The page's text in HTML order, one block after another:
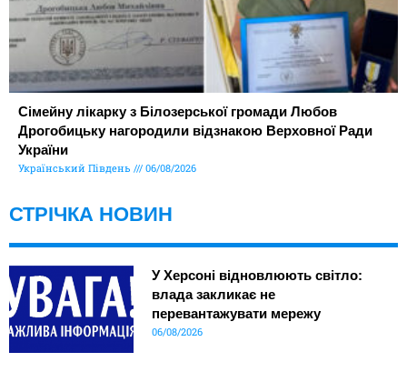
Сімейну лікарку з Білозерської громади Любов
Дрогобицьку нагородили відзнакою Верховної Ради
України
Український Південь 06/08/2026
СТРІЧКА НОВИН
У Херсоні відновлюють світло:
влада закликає не
перевантажувати мережу
06/08/2026